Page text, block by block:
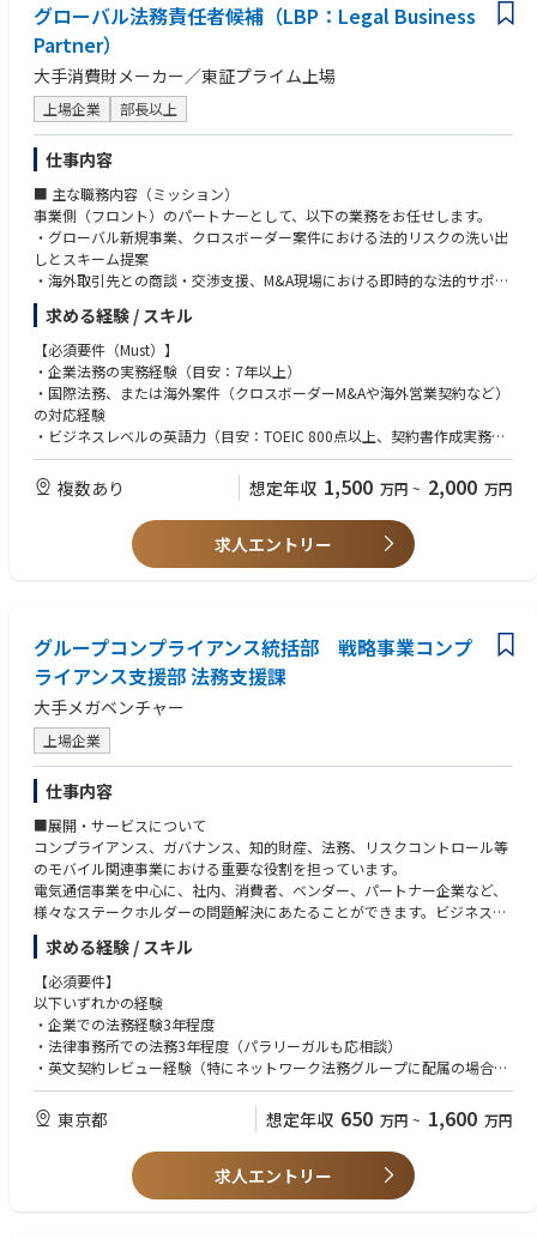
当社は、表面的にはtoCのビジネスでありながら、数万か所のポートをベ
ースに事業を展開しており、これらポートのオーナーや地域の事業者、自
治体や国など、多くのステークホルダーとの関係を持っています。これら
ステークホルダーとの関係を法的側面から戦略的に構築・維持・改善する
とともに、交通インフラの運営者としてのリスクマネジメントや、更には
上場準備への法的側面からの関与も含む、幅広い役割が期待されるポジシ
ョンとなります。
具体的に今回のポジションの方には、コーポレート部門を統括する取締役
CFOとともに、以下のような法務・リスクマネジメント業務の実務を担っ
て頂きます。
・法的側面からの事業戦略策定への関与
・ポートオーナーをはじめとするステークホルダーとの契約作成、レビュ
ー、交渉（含、対行政）
・車両の保安基準や交通法規上の制約を踏まえたハードウェア開発、サー
ビス運営戦略の策定・リスク管理
・上場準備への法的側面からの関与、ドキュメント作成
・ファイナンスや会社運営全般に際しての機関法務業務
【仕事の魅力】
の成長に、法務・リスクマネジメント業務を通じて重要な役割を果たすこ
※業務内容の変更範囲：会社が指示する業務
＜経験＞
・不動産関連法務の経験
・新規上場関連法務の経験（グローバルオファリングであれば尚よし）
・行政との折衝経験もしくは行政での業務経験
・事業会社、特にスタートアップでの業務経験
＜資格・学歴＞
・MBA
・LLM, JD
・証券アナリスト
求める人物像▼
・Luupの事業・ミッションに共感できる方
・オーナーシップを持って案件・プロジェクトをドライブする熱意を持っ
た方
・未経験の領域でもミッションのために積極的に学んで推進するチャレン
ジ精神を持った方
グローバル法務責任者候補（LBP：Legal Business
Partner）
大手消費財メーカー／東証プライム上場
上場企業 部長以上
仕事内容
■ 主な職務内容（ミッション）
事業側（フロント）のパートナーとして、以下の業務をお任せします。
・グローバル新規事業、クロスボーダー案件における法的リスクの洗い出
しとスキーム提案
・海外取引先との商談・交渉支援、M&A現場における即時的な法的サポー
ト（海外出張含む）
・国外（国内）の重要な個別契約（M&A、アライアンス、ライセンス契約
など）における法務戦略の立案・相手方との交渉・契約完遂、および法務
面でクロスボーダーM&A（DD、PMI）の主導
・社内法務部門との密な連携・調整
・連結グループの観点から、必要な規定やポリシーの洗い出しおよびその
策定
化、相談対応
・海外紛争対応・債権回収のハンドリング
・グローバル展開における知財戦略の立案、広告表現の事業側での初期リ
求める経験 / スキル
【必須要件（Must）】
・企業法務の実務経験（目安：7年以上）
・国際法務、または海外案件（クロスボーダーM&Aや海外営業契約など）
の対応経験
・ビジネスレベルの英語力（目安：TOEIC 800点以上、契約書作成実務）
・ビジネス上の課題を解決するための問題解決能力や論理的思考力
・ビジネス部門と密に連携し、プロジェクトを泥臭く推進した経験
・海外事業推進を主眼における方
【歓迎要件（Want）】
・総合商社、専門商社、またはそれに類するグローバル企業での実務経験
・海外子会社の管理や、現地のローカル法律事務所（特にアメリカ）との
折衝経験
・日本の弁護士資格、米国弁護士資格、または弁理士資格
・米国企業での法務経験
・英会話能力、英語でのタフな交渉の経験
複数あり 想定年収 1,500 万円 ~ 2,000 万円
求人エントリー
グループコンプライアンス統括部 戦略事業コンプ
ライアンス支援部 法務支援課
大手メガベンチャー
上場企業
仕事内容
■展開・サービスについて
コンプライアンス、ガバナンス、知的財産、法務、リスクコントロール等
のモバイル関連事業における重要な役割を担っています。
電気通信事業を中心に、社内、消費者、ベンダー、パートナー企業など、
様々なステークホルダーの問題解決にあたることができます。ビジネスと
の距離感が近く、B2C、B2Bいずれの経験も話し合っていただけるチャン
スがある環境です。
B2C分野に関しては、日本法上の定型契約規約、プライバシーポリシーの
作成経験や景表法、法令上の消費者保護規制に関する業務経験がある方を
歓迎します。B2B分野に関しては、特に海外との契約レビュー・交渉経験
がある方を募集します。
法務担当として、下記いずれかの業務内容を想定しておりますので、経験
やスキルに応じてご相談下さい。
・契約書レビュー、法律相談
・各種プロジェクトに関する法的問題の分析・検討
・新サービス立ち上げに伴う適用法令を踏まえたスキーム構築
求める経験 / スキル
【必須要件】
以下いずれかの経験
・企業での法務経験3年程度
・法律事務所での法務3年程度（パラリーガルも応相談）
・英文契約レビュー経験（特にネットワーク法務グループに配属の場合）
【歓迎要件】
・電気通信事業法等の知識
・メーカーあるいは通信事業（キャリアやベンダー）、 B2C事業会社での
東京都 想定年収 650 万円 ~ 1,600 万円
求人エントリー